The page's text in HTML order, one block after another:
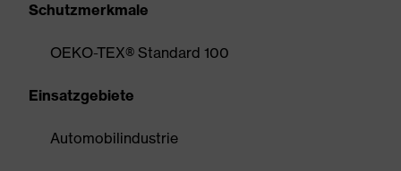
Schutzmerkmale
OEKO-TEX® Standard 100
Einsatzgebiete
Automobilindustrie